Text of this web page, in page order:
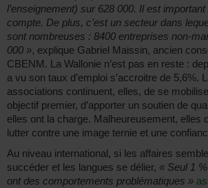
l’enseignement) sur 628 000. Il est
compte. De plus, c’est un secteur dans
sont nombreuses : 8400 entreprises non-
000 », explique Gabriel Maissin, ancien
CBENM. La Wallonie n’est pas en reste :
a vu son taux d’emploi s’accroitre de 5,6%.
associations continuent, elles, de se
objectif premier, d’apporter un soutien de
elles ont la charge. Malheureusement, elles
lutter contre une image ternie et une
Au niveau international, si les affaires
succéder et les langues se délier, « Seul 1
ont des comportements problématiques »